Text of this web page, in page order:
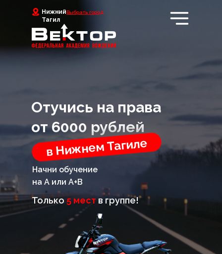
Нижний
Тагил
Выбрать город
Начни обучение
на А или А+В
Только 5 меств группе!
Отучись на права
от 6000 рублей
в Нижнем Тагиле
Нажимая кнопку "Записаться" вы даете согласие на
обработку персональных данных
+7
Записаться